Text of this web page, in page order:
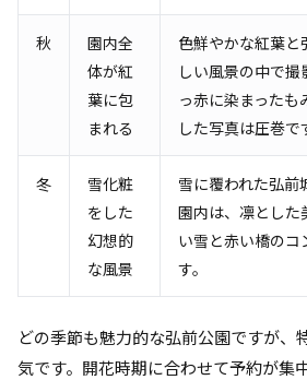
秋
園内全
体が紅
葉に包
まれる
色鮮やかな紅葉と
しい風景の中で
っ赤に染まったも
した写真は圧巻で
冬
雪化粧
をした
幻想的
な風景
雪に覆われた弘前
園内は、凛とした
い雪と赤い橋のコ
す。
どの季節も魅力的な弘前公園ですが、
気です。開花時期に合わせて予約が集